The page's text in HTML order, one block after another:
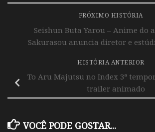
PRÓXIMO HISTÓRIA
Seishun Buta Yarou – Anime do
Sakurasou anuncia diretor e
HISTÓRIA ANTERIOR
To Aru Majutsu no Index 3ª
trailer animado
VOCÊ PODE GOSTAR...